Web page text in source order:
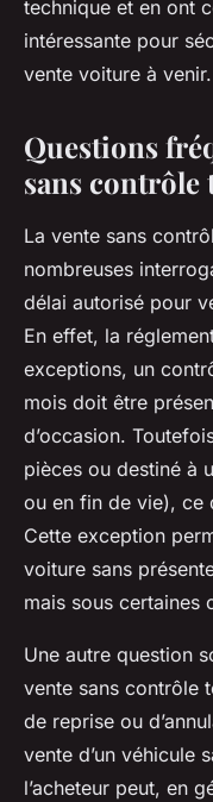
technique et en ont
intéressante pour
vente voiture à venir.
Questions
sans contrôle
La vente sans
nombreuses
délai autorisé pour
En effet, la
exceptions, un
mois doit être
d’occasion.
pièces ou destiné à
ou en fin de vie), ce
Cette exception
voiture sans
mais sous certaines
Une autre question
vente sans contrôle
de reprise ou
vente d’un véhicule
l’acheteur peut, en